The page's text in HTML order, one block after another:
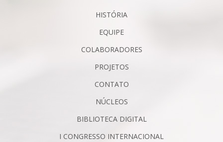
HISTÓRIA
EQUIPE
COLABORADORES
PROJETOS
CONTATO
NÚCLEOS
BIBLIOTECA DIGITAL
I CONGRESSO INTERNACIONAL